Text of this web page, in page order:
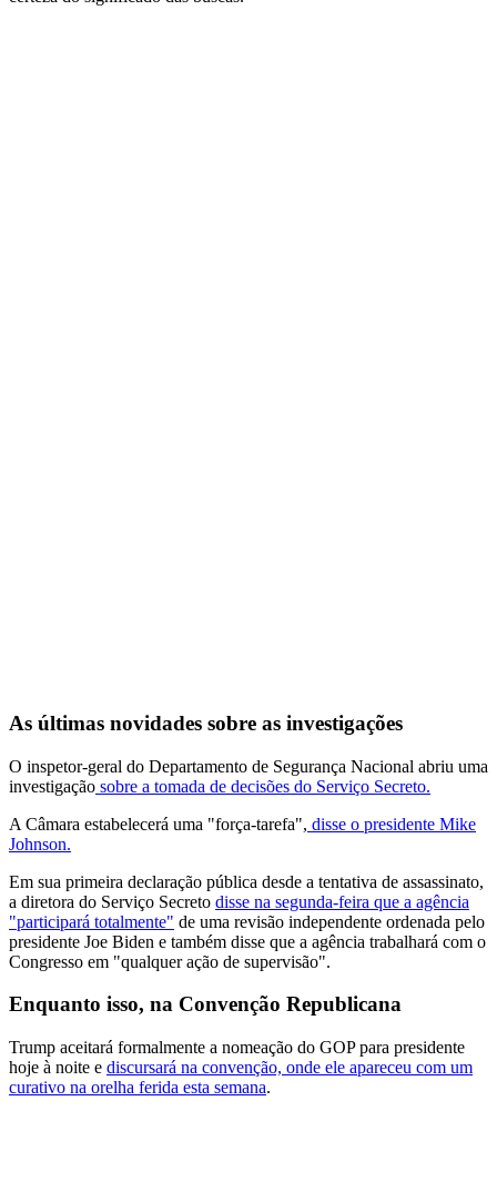
As últimas novidades sobre as investigações
O inspetor-geral do Departamento de Segurança Nacional abriu uma
investigação sobre a tomada de decisões do Serviço Secreto.
A Câmara estabelecerá uma "força-tarefa", disse o presidente Mike
Johnson.
Em sua primeira declaração pública desde a tentativa de assassinato,
a diretora do Serviço Secreto disse na segunda-feira que a agência
"participará totalmente" de uma revisão independente ordenada pelo
presidente Joe Biden e também disse que a agência trabalhará com o
Congresso em "qualquer ação de supervisão".
Enquanto isso, na Convenção Republicana
Trump aceitará formalmente a nomeação do GOP para presidente
hoje à noite e discursará na convenção, onde ele apareceu com um
curativo na orelha ferida esta semana.